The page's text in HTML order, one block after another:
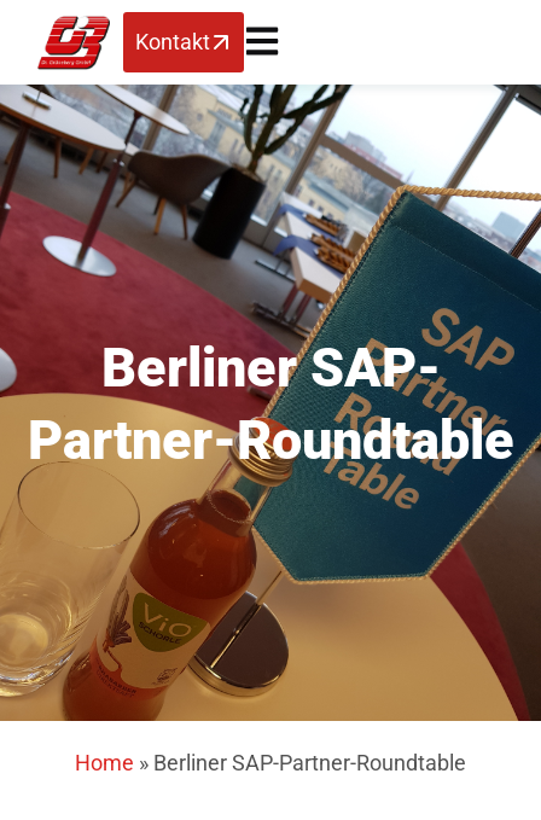
Kontakt
Berliner SAP-
Partner-Roundtable
Home » Berliner SAP-Partner-Roundtable